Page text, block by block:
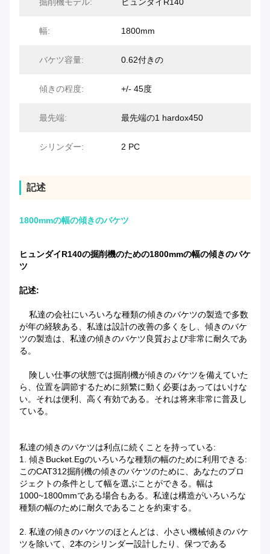
掘削機モデル: ヒュンダイR140
幅: 1800mm
バケツ容量: 0.62付きの
傾きの程度: +/- 45度
最先端: 最先端の1 hardox450
シリンダー: 2 PC
記述
1800mmの幅の傾きのバケツ
ヒュンダイR140の掘削機のための1800mmの幅の傾きのバケ
ツ
記述:
私達の会社にいろいろな種類の傾きのバケツの製造で多数
が年の経験ある、私達は設計の改善の多くをし、傾きのバケ
ツの製造は、私達の傾きのバケツ良質および非常に耐久であ
る。
険しい仕事の状態では掘削機が傾きのバケツを備えていた
ら、位置を調節するために頻繁に動く必要はあってはいけな
い。それは便利、高く有効である。それは将来非常に普及し
ている。
私達の傾きのバケツは利点に続くことを持っている:
1. 傾きbucket.egのいろいろな種類の幅のために利用できる:
このCAT312掘削機の傾きのバケツのために、あなたのプロ
ジェクトの条件として幅を選ぶことができる。幅は
1000~1800mmである場合もある。私達は構造がいろいろな
種類の幅のために耐久であることを約束する。
2. 私達の傾きのバケツのほとんどは、小さい機械傾きのバケ
ツを除いて、2本のシリンダー設計したり、保つである